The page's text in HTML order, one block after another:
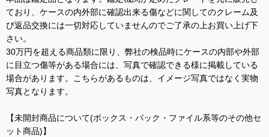
ており、ケースの内外部に確認出来る傷などに関してのクレーム及
び返品交換には一切対応していませんのでご了承の上お買い上げ下
さい。
30万円を超える商品類に限り、弊社の検品時にケースの内部や外部
に目立つ傷等がある場合には、写真で確認できる様に掲載している
場合があります。こちらがあるものは、イメージ写真ではなく実物
写真となります。
【未開封商品について(ボックス・パック・ファイル系等のその他セ
ット商品)】